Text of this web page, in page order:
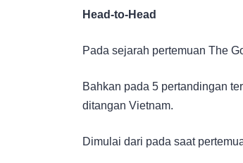
Head-to-Head
Pada sejarah pertemuan The
Bahkan pada 5 pertandingan
ditangan Vietnam.
Dimulai dari pada saat